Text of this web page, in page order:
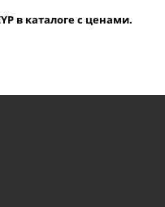
в каталоге с ценами.